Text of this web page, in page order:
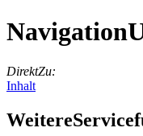
DirektZu:
Inhalt